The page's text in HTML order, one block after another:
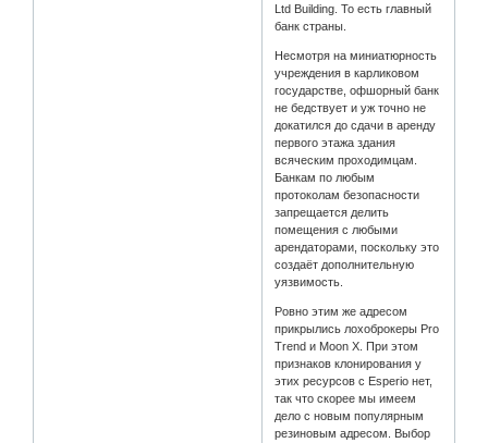
Ltd Building. То есть главный
банк страны.
Несмотря на миниатюрность
учреждения в карликовом
государстве, офшорный банк
не бедствует и уж точно не
докатился до сдачи в аренду
первого этажа здания
всяческим проходимцам.
Банкам по любым
протоколам безопасности
запрещается делить
помещения с любыми
арендаторами, поскольку это
создаёт дополнительную
уязвимость.
Ровно этим же адресом
прикрылись лохоброкеры Pro
Trend и Moon X. При этом
признаков клонирования у
этих ресурсов с Esperio нет,
так что скорее мы имеем
дело с новым популярным
резиновым адресом. Выбор